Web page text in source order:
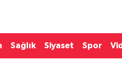
Sağlık Siyaset Spor